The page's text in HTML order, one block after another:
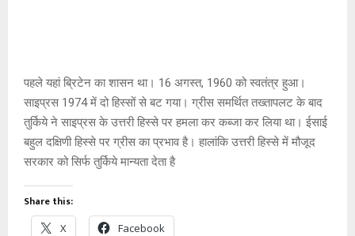
पहले यहां ब्रिटेन का शासन था। 16 अगस्त, 1960 को स्वतंत्र हुआ।
साइप्रस 1974 में दो हिस्सों से बट गया। ग्रीस समर्थित तख्तापलट के बाद
तुर्किये ने साइप्रस के उत्तरी हिस्से पर हमला कर कब्जा कर लिया था। ईसाई
बहुल दक्षिणी हिस्से पर ग्रीस का प्रभाव है। हालांकि उत्तरी हिस्से में मौजूद
सरकार को सिर्फ तुर्किये मान्यता देता है
Share this:
X Facebook